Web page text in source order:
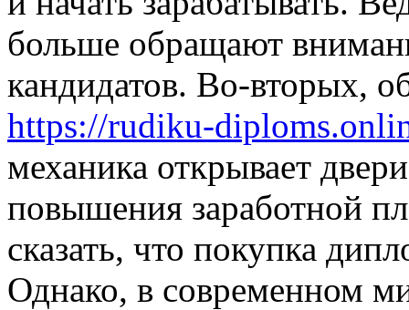
больше обращают
кандидатов. Во-вторых,
https://rudiku-
механика открывает
повышения заработной
сказать, что покупка
Однако, в современном